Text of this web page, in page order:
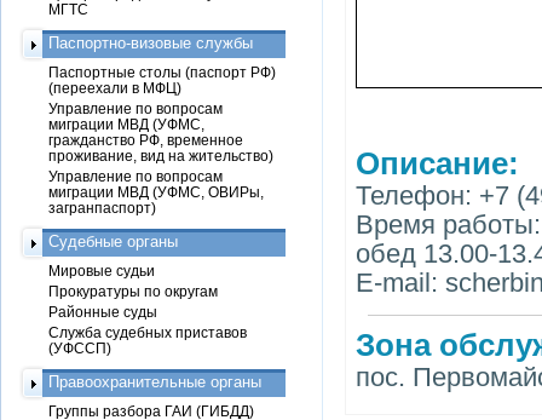
Описание:
Телефон: +7
Время работы:
обед 13.00-
E-mail:
Зона
пос.
МГТС
Паспортно-визовые службы
Паспортные столы (паспорт РФ)
(переехали в МФЦ)
Управление по вопросам
миграции МВД (УФМС,
гражданство РФ, временное
проживание, вид на жительство)
Управление по вопросам
миграции МВД (УФМС, ОВИРы,
загранпаспорт)
Судебные органы
Мировые судьи
Прокуратуры по округам
Районные суды
Служба судебных приставов
(УФССП)
Правоохранительные органы
Группы разбора ГАИ (ГИБДД)